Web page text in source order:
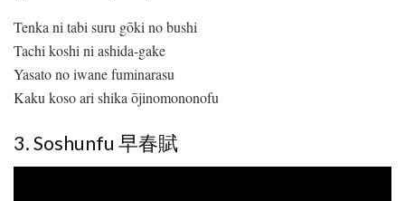
Tenka ni tabi suru gōki no bushi
Tachi koshi ni ashida-gake
Yasato no iwane fuminarasu
Kaku koso ari shika ōjinomononofu
3. Soshunfu 早春賦